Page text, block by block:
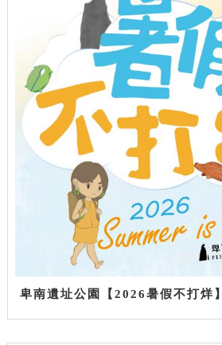
卑南遺址公園【2026暑假不打烊】